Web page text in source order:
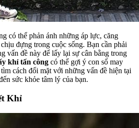
có thể phản ánh những áp lực, căng
đựng trong cuộc sống. Bạn cần phải
vấn đề này để lấy lại sự cân bằng trong
khỉ tấn công có thể gợi ý con số may
cách đối mặt với những vấn đề hiện tại
sức khỏe tâm lý của bạn.
Khỉ